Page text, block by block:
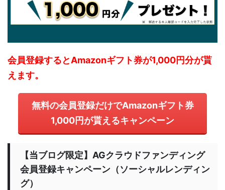
会員登録するとAmazonギフト券が1,000円分が貰
えます。
無料の会員登録だけでAmazonギフト券
1,000円が貰えるキャンペーン
【当ブログ限定】AGクラウドファンディング
会員登録キャンペーン（ソーシャルレンディン
グ）